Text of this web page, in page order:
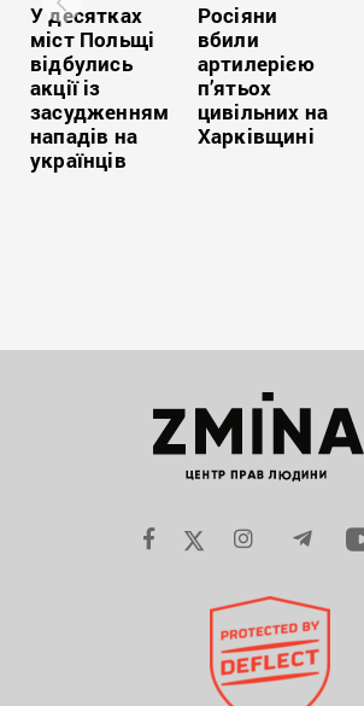
У десятках
міст Польщі
відбулись
акції із
засудженням
нападів на
українців
Росіяни
вбили
артилерією
п’ятьох
цивільних на
Харківщині